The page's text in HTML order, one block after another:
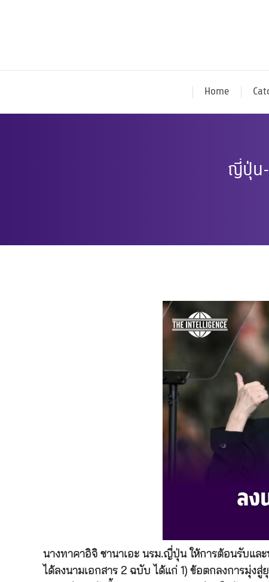
Home
ญี่ปุ่น-
นางทาคาอิจิ ซานาเอะ นรม.ญี่ปุ่น ให้การต้อนรับแล
ได้ลงนามเอกสาร 2 ฉบับ ได้แก่ 1) ข้อตกลงการมุ่ง